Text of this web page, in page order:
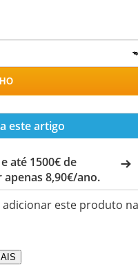
este artigo
até 1500€ de
8,90€/ano.
este produto na